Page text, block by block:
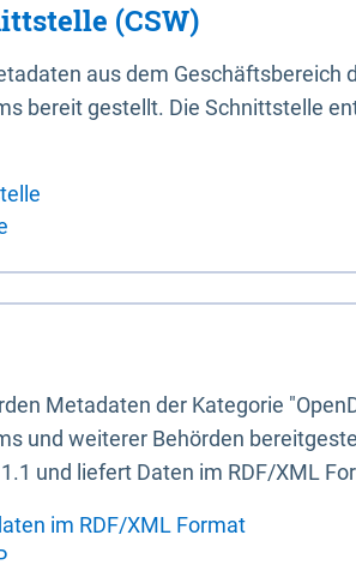
(CSW)
aus dem Geschäftsbereich
bereit gestellt. Die Schnittstelle
Metadaten der Kategorie
und weiterer Behörden
und liefert Daten im RDF/XML
im RDF/XML Format